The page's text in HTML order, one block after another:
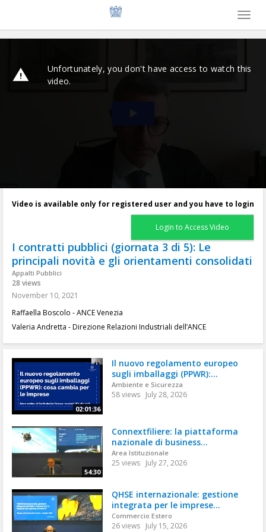
Toggle
Video is available only for registered user and you have to login
Login to Access Video
I contratti pubblici (giornata 3 di 5): Le
principali novità e gli orientamenti consolidati
Appalti Pubblici
28 views
November 10, 2021
Raffaella Boscolo - ANCE Venezia
Valeria Andretta - Direzione Relazioni Industriali dell’ANCE
02:01:36
Il nuovo regolamento europeo
sugli imballaggi (PPWR):...
Ambiente e Sicurezza
58 views July 28, 2026
54:30
Connextfiliere: la piattaforma
nazionale di business...
Area Istituzionale
25 views July 27, 2026
QHSE internazionale: gestione
integrata per le imprese...
Commercio Estero
26 views July 15, 2026